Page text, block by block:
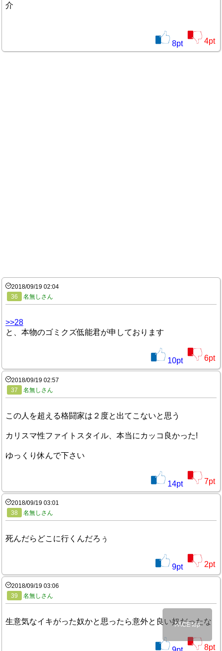
介
8pt 4pt
2018/09/19 02:04
36
名無しさん
>>28
と、本物のゴミクズ低能君が申しております
10pt 6pt
2018/09/19 02:57
37
名無しさん
この人を超える格闘家は２度と出てこないと思う
カリスマ性ファイトスタイル、本当にカッコ良かった!
ゆっくり休んで下さい
14pt 7pt
2018/09/19 03:01
38
名無しさん
死んだらどこに行くんだろぅ
9pt 2pt
2018/09/19 03:06
39
名無しさん
生意気なイキがった奴かと思ったら意外と良い奴だったな
8pt
PAGE top